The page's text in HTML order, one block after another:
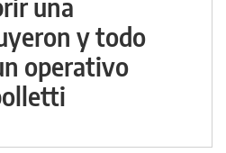
una
y todo
operativo